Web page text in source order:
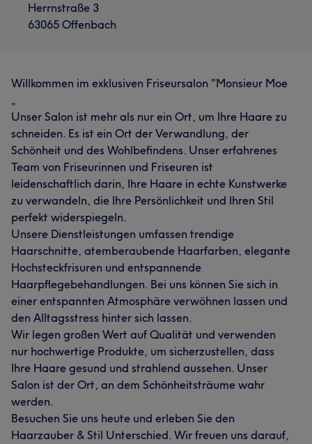
Herrnstraße 3
63065 Offenbach
Willkommen im exklusiven Friseursalon "Monsieur Moe
„
Unser Salon ist mehr als nur ein Ort, um Ihre Haare zu
schneiden. Es ist ein Ort der Verwandlung, der
Schönheit und des Wohlbefindens. Unser erfahrenes
Team von Friseurinnen und Friseuren ist
leidenschaftlich darin, Ihre Haare in echte Kunstwerke
zu verwandeln, die Ihre Persönlichkeit und Ihren Stil
perfekt widerspiegeln.
Unsere Dienstleistungen umfassen trendige
Haarschnitte, atemberaubende Haarfarben, elegante
Hochsteckfrisuren und entspannende
Haarpflegebehandlungen. Bei uns können Sie sich in
einer entspannten Atmosphäre verwöhnen lassen und
den Alltagsstress hinter sich lassen.
Wir legen großen Wert auf Qualität und verwenden
nur hochwertige Produkte, um sicherzustellen, dass
Ihre Haare gesund und strahlend aussehen. Unser
Salon ist der Ort, an dem Schönheitsträume wahr
werden.
Besuchen Sie uns heute und erleben Sie den
Haarzauber & Stil Unterschied. Wir freuen uns darauf,